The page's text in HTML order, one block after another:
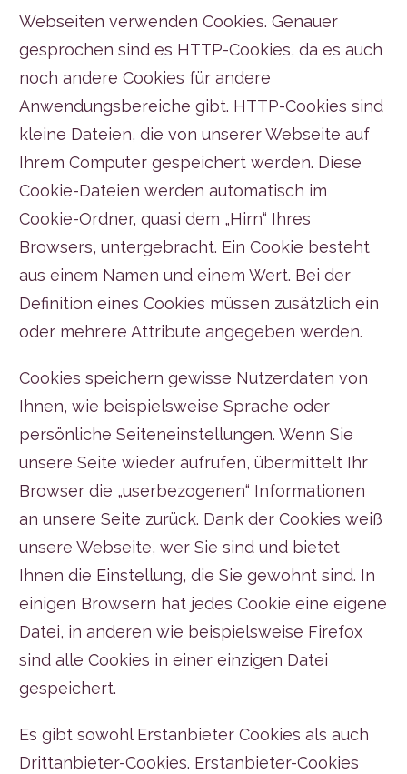
Webseiten verwenden Cookies. Genauer
gesprochen sind es HTTP-Cookies, da es auch
noch andere Cookies für andere
Anwendungsbereiche gibt. HTTP-Cookies sind
kleine Dateien, die von unserer Webseite auf
Ihrem Computer gespeichert werden. Diese
Cookie-Dateien werden automatisch im
Cookie-Ordner, quasi dem „Hirn“ Ihres
Browsers, untergebracht. Ein Cookie besteht
aus einem Namen und einem Wert. Bei der
Definition eines Cookies müssen zusätzlich ein
oder mehrere Attribute angegeben werden.
Cookies speichern gewisse Nutzerdaten von
Ihnen, wie beispielsweise Sprache oder
persönliche Seiteneinstellungen. Wenn Sie
unsere Seite wieder aufrufen, übermittelt Ihr
Browser die „userbezogenen“ Informationen
an unsere Seite zurück. Dank der Cookies weiß
unsere Webseite, wer Sie sind und bietet
Ihnen die Einstellung, die Sie gewohnt sind. In
einigen Browsern hat jedes Cookie eine eigene
Datei, in anderen wie beispielsweise Firefox
sind alle Cookies in einer einzigen Datei
gespeichert.
Es gibt sowohl Erstanbieter Cookies als auch
Drittanbieter-Cookies. Erstanbieter-Cookies